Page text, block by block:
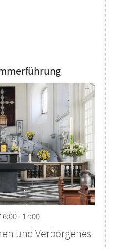
- 17:00
und Verborgenes